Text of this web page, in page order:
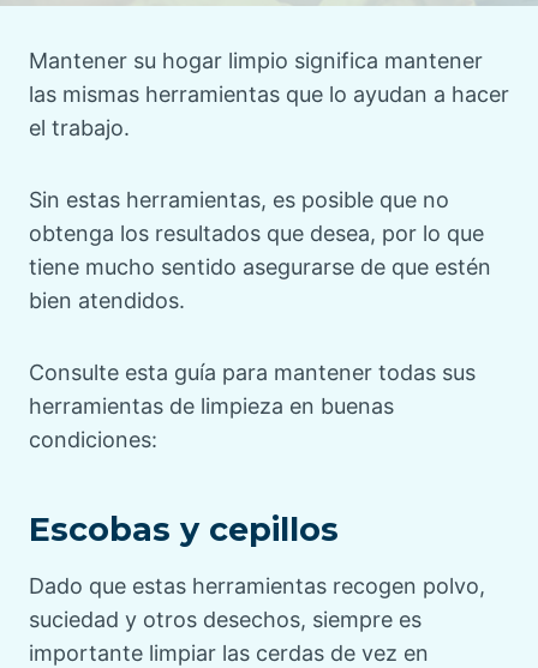
Mantener su hogar limpio significa mantener
las mismas herramientas que lo ayudan a hacer
el trabajo.
Sin estas herramientas, es posible que no
obtenga los resultados que desea, por lo que
tiene mucho sentido asegurarse de que estén
bien atendidos.
Consulte esta guía para mantener todas sus
herramientas de limpieza en buenas
condiciones:
Escobas y cepillos
Dado que estas herramientas recogen polvo,
suciedad y otros desechos, siempre es
importante limpiar las cerdas de vez en